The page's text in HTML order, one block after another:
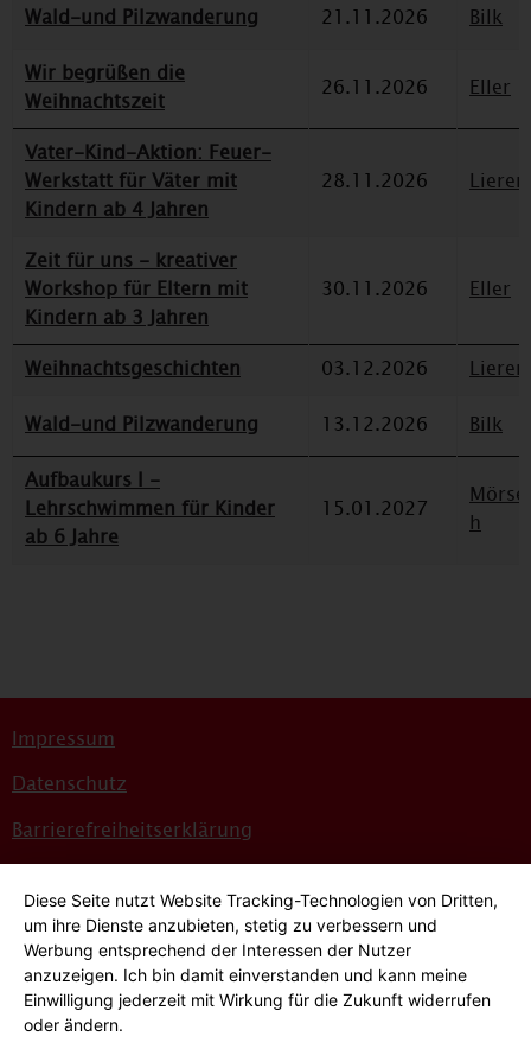
Wald-und Pilzwanderung 21.11.2026
Bilk
Wir begrüßen die
Weihnachtszeit
26.11.2026 Eller
Vater-Kind-Aktion: Feuer-
Werkstatt für Väter mit
Kindern ab 4 Jahren
28.11.2026
Zeit für uns - kreativer
Workshop für Eltern mit
Kindern ab 3 Jahren
30.11.2026 Eller
Weihnachtsgeschichten 03.12.2026
Wald-und Pilzwanderung
13.12.2026
Bilk
Aufbaukurs I -
Lehrschwimmen für Kinder
ab 6 Jahre
15.01.2027
h
Impressum
Datenschutz
Barrierefreiheitserklärung
Bildnachweise
Hinweisgeber*innensystem
Cookie-Einstellungen
Diese Seite nutzt Website Tracking-Technologien von Dritten,
um ihre Dienste anzubieten, stetig zu verbessern und
Werbung entsprechend der Interessen der Nutzer
anzuzeigen. Ich bin damit einverstanden und kann meine
Einwilligung jederzeit mit Wirkung für die Zukunft widerrufen
oder ändern.